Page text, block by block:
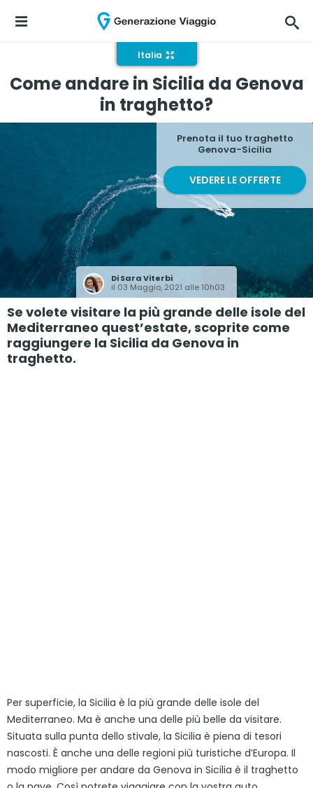
Italia
Come andare in Sicilia da Genova
in traghetto?
DiSara Viterbi
il 03 Maggio, 2021 alle 10h03
Prenota il tuo traghetto
Genova-Sicilia
VEDERE LE OFFERTE
Se volete visitare la più grande delle isole del
Mediterraneo quest’estate, scoprite come
raggiungere la Sicilia da Genova in
traghetto.
Per superficie, la Sicilia è la più grande delle isole del
Mediterraneo. Ma è anche una delle più belle da visitare.
Situata sulla punta dello stivale, la Sicilia è piena di tesori
nascosti. È anche una delle regioni più turistiche d’Europa. Il
modo migliore per andare da Genova in Sicilia è il traghetto